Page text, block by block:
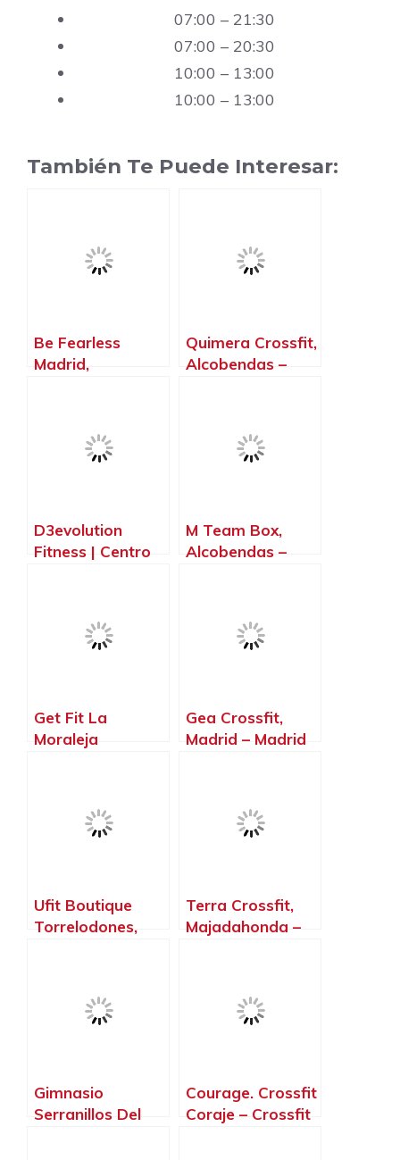
07:00 – 21:30
07:00 – 20:30
10:00 – 13:00
10:00 – 13:00
También Te Puede Interesar:
Be Fearless
Madrid,
Quimera Crossfit,
Alcobendas –
D3evolution
Fitness | Centro
Alcobendas,
M Team Box,
Alcobendas –
Get Fit La
Moraleja
óN), Alcobendas
Gea Crossfit,
Madrid – Madrid
Ufit Boutique
Torrelodones,
Terra Crossfit,
Majadahonda –
Gimnasio
Serranillos Del
Courage. Crossfit
Coraje – Crossfit